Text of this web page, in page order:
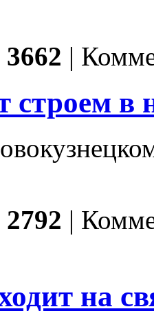
3662 |
строем в
2792 |
на